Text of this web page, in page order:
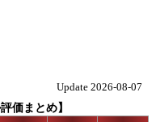
Update 2026-08-07
価まとめ】